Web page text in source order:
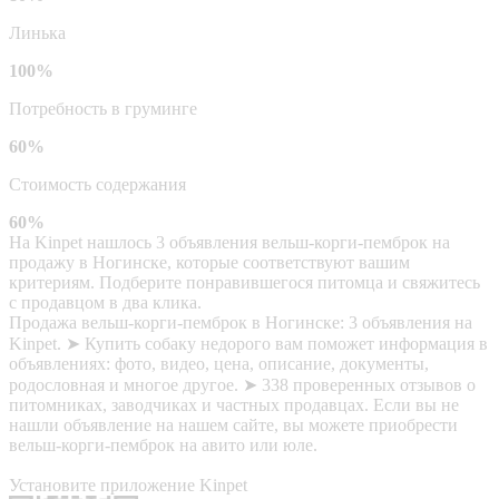
Линька
100%
Потребность в груминге
60%
Стоимость содержания
60%
На Kinpet нашлось 3 объявления вельш-корги-пемброк на
продажу в Ногинске, которые соответствуют вашим
критериям. Подберите понравившегося питомца и свяжитесь
с продавцом в два клика.
Продажа вельш-корги-пемброк в Ногинске: 3 объявления на
Kinpet. ➤ Купить собаку недорого вам поможет информация в
объявлениях: фото, видео, цена, описание, документы,
родословная и многое другое. ➤ 338 проверенных отзывов о
питомниках, заводчиках и частных продавцах. Если вы не
нашли объявление на нашем сайте, вы можете приобрести
вельш-корги-пемброк на авито или юле.
Установите приложение Kinpet